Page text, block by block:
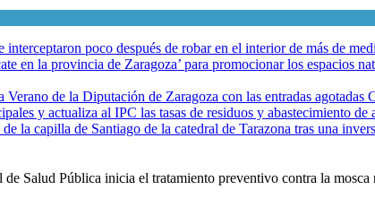
poco después de robar en el interior de más de
en la provincia de Zaragoza’ para promocionar los espacios
de la Diputación de Zaragoza con las entradas agotadas
y actualiza al IPC las tasas de residuos y abastecimiento de
la capilla de Santiago de la catedral de Tarazona tras una
Salud Pública inicia el tratamiento preventivo contra la mosca